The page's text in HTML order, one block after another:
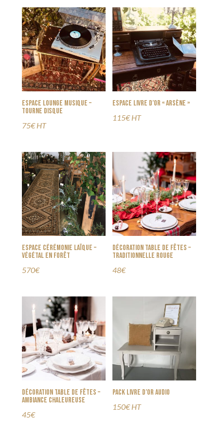
Espace Lounge Musique –
Tourne disque
75€ HT
Espace Livre d’Or « Arsène »
115€ HT
Espace cérémonie laïque –
Végétal en forêt
570€
Décoration table de fêtes –
Traditionnelle rouge
48€
Décoration table de fêtes –
Ambiance Chaleureuse
45€
Pack livre d’or audio
150€ HT